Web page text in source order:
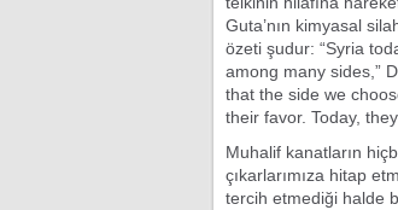
Guta’nın kimyasal
özeti şudur: “Syria
among many sides,”
that the side we
their favor. Today,
Muhalif kanatların
çıkarlarımıza hitap
tercih etmediği halde